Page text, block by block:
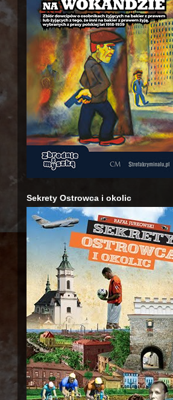
Sekrety Ostrowca i okolic